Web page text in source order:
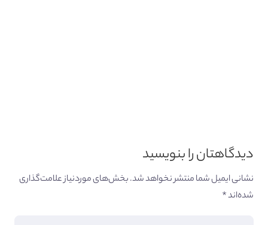
دیدگاهتان را بنویسید
نشانی ایمیل شما منتشر نخواهد شد.بخش‌های موردنیاز علامت‌گذاری
شده‌اند*